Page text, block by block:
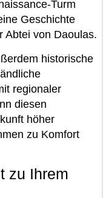
Turm
Geschichte
Abtei von Daoulas.
historische
regionaler
diesen
höher
zu Komfort
zu Ihrem